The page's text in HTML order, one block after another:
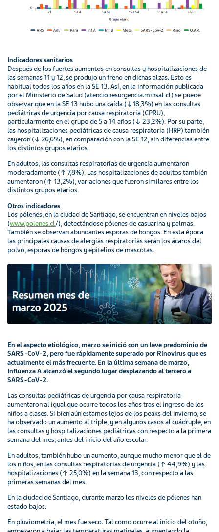
Indicadores sanitarios
Después de los fuertes aumentos en consultas y hospitalizaciones de
las semanas 11 y 12, se produjo un freno en dichas alzas. Esto es
habitual todos los años en la SE 13. Así, en la información publicada
por el Ministerio de Salud (atencionesurgencia.minsal.cl) se puede
observar que en la SE 13 hubo una caída (↓18,3%) en las consultas
pediátricas de urgencia por causa respiratoria (CPRU),
particularmente en el grupo de 5 a 14 años (↓ 23,2%). Por su parte,
las hospitalizaciones pediátricas de causa respiratoria (HRP) también
cayeron (↓ 26,6%), en comparación con la SE 12, sin diferencias entre
los distintos grupos etarios.
En adultos, las consultas respiratorias de urgencia aumentaron
moderadamente (↑ 7,8%). Las hospitalizaciones de adultos también
aumentaron (↑ 13,2%), variaciones que fueron similares entre los
distintos grupos etarios.
Otros indicadores
Los pólenes, en la ciudad de Santiago, se encuentran en niveles bajos
(www.polenes.cl/), detectándose pólenes de casuarina y palmas.
También se observan abundantes esporas de hongos. En esta época
las principales causas de alergias respiratorias serán los ácaros del
polvo, esporas de hongos y epitelios de mascotas.
En el aspecto etiológico, marzo se inició con un leve predominio de
SARS-CoV-2, pero fue rápidamente superado por Rinovirus que es
actualmente el más frecuente. En la última semana de marzo,
Influenza A alcanzó el segundo lugar desplazando al tercero a
SARS-CoV-2.
Las consultas pediátricas de urgencia por causa respiratoria
aumentaron al igual que ocurre todos los años tras el ingreso de los
niños a clases. Si bien aún estamos lejos de los peaks del invierno, se
ha observado un aumento al triple, y en algunos casos al cuádruple, en
las consultas y hospitalizaciones pediátricas con respecto a la primera
semana del mes, antes del inicio del año escolar.
En adultos, también hubo un aumento, aunque mucho menor que el de
los niños, en las consultas respiratorias de urgencia (↑ 44,9%) y las
hospitalizaciones (↑ 25,0%) en la semana 13, con respecto a las
primeras semanas del mes.
En la ciudad de Santiago, durante marzo los niveles de pólenes han
estado bajos.
En pluviometría, el mes fue seco. Tal como ocurre al inicio del otoño,